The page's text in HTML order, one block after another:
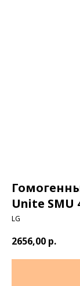
Unite SMU
LG
2656,00 р.